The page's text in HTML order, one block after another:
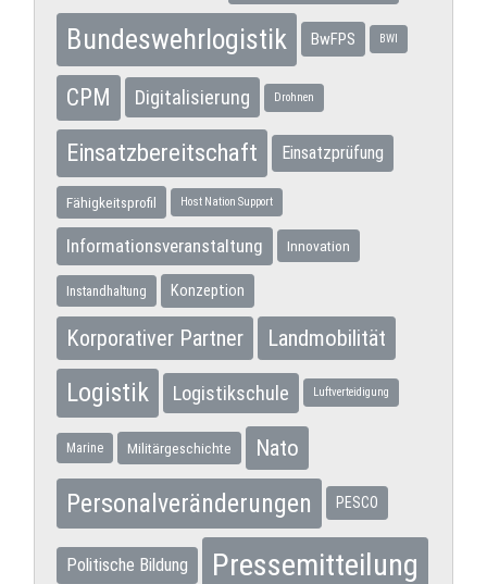
Bundeswehrlogistik BwFPS BWI
CPM Digitalisierung Drohnen
Einsatzbereitschaft Einsatzprüfung
Fähigkeitsprofil Host Nation Support
Informationsveranstaltung Innovation
Instandhaltung Konzeption
Korporativer Partner Landmobilität
Logistik Logistikschule Luftverteidigung
Marine Militärgeschichte Nato
Personalveränderungen PESCO
Politische Bildung Pressemitteilung